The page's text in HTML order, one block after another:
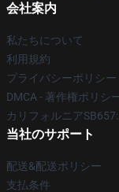
会社案内
私たちについて
利用規約
プライバシーポリシー
DMCA - 著作権ポリシ
カリフォルニア
当社のサポート
配送&配送ポリシー
支払条件